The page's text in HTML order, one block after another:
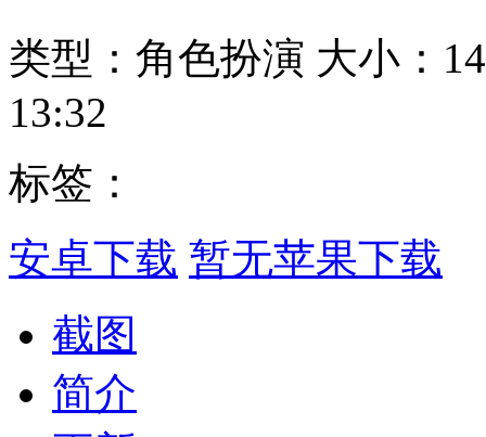
类型：角色扮演 大小：
13:32
标签：
安卓下载 暂无苹果下载
截图
简介